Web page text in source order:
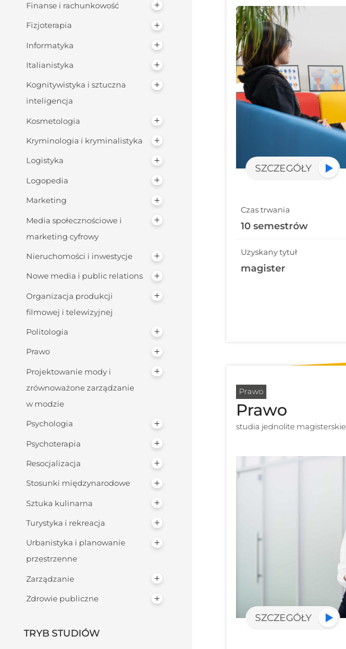
Finanse i rachunkowość
Fizjoterapia
Informatyka
Italianistyka
Kognitywistyka i sztuczna
inteligencja
Kosmetologia
Kryminologia i kryminalistyka
Logistyka
Logopedia
Marketing
Media społecznościowe i
marketing cyfrowy
Nieruchomości i inwestycje
Nowe media i public relations
Organizacja produkcji
filmowej i telewizyjnej
Politologia
Prawo
Projektowanie mody i
zrównoważone zarządzanie
w modzie
Psychologia
Psychoterapia
Resocjalizacja
Stosunki międzynarodowe
Sztuka kulinarna
Turystyka i rekreacja
Urbanistyka i planowanie
przestrzenne
Zarządzanie
Zdrowie publiczne
TRYB STUDIÓW
SZCZEGÓŁY
Czas trwania
10 semestrów
Uzyskany tytuł
magister
Prawo
Prawo
studia jednolite magisterskie
SZCZEGÓŁY